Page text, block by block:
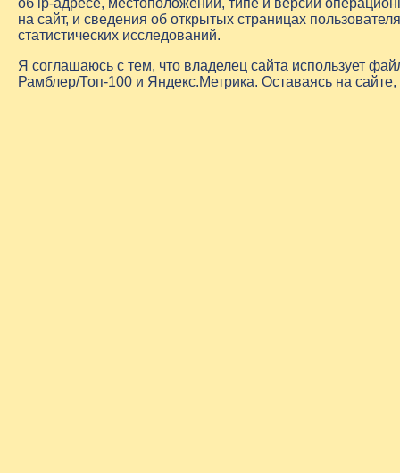
на сайт, и сведения об открытых страницах
статистических исследований.
Я соглашаюсь с тем, что владелец сайта использует
Рамблер/Топ-100 и Яндекс.Метрика. Оставаясь на